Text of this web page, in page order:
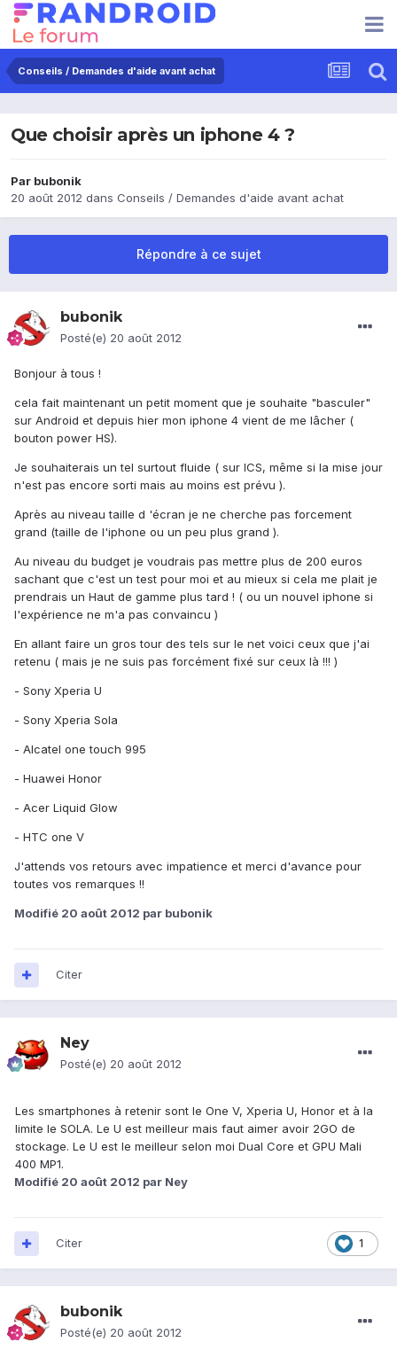
Conseils / Demandes d'aide avant achat
Que choisir après un iphone 4 ?
Par bubonik
20 août 2012 dans Conseils / Demandes d'aide avant achat
Répondre à ce sujet
bubonik
Posté(e) 20 août 2012
Bonjour à tous !
cela fait maintenant un petit moment que je souhaite "basculer"
sur Android et depuis hier mon iphone 4 vient de me lâcher (
bouton power HS).
Je souhaiterais un tel surtout fluide ( sur ICS, même si la mise jour
n'est pas encore sorti mais au moins est prévu ).
Après au niveau taille d 'écran je ne cherche pas forcement
grand (taille de l'iphone ou un peu plus grand ).
Au niveau du budget je voudrais pas mettre plus de 200 euros
sachant que c'est un test pour moi et au mieux si cela me plait je
prendrais un Haut de gamme plus tard ! ( ou un nouvel iphone si
l'expérience ne m'a pas convaincu )
En allant faire un gros tour des tels sur le net voici ceux que j'ai
retenu ( mais je ne suis pas forcément fixé sur ceux là !!! )
- Sony Xperia U
- Sony Xperia Sola
- Alcatel one touch 995
- Huawei Honor
- Acer Liquid Glow
- HTC one V
J'attends vos retours avec impatience et merci d'avance pour
toutes vos remarques !!
Modifié 20 août 2012 par bubonik
Citer
Ney
Posté(e) 20 août 2012
Les smartphones à retenir sont le One V, Xperia U, Honor et à la
limite le SOLA. Le U est meilleur mais faut aimer avoir 2GO de
stockage. Le U est le meilleur selon moi Dual Core et GPU Mali
400 MP1.
Modifié 20 août 2012 par Ney
1
Citer
bubonik
Posté(e) 20 août 2012